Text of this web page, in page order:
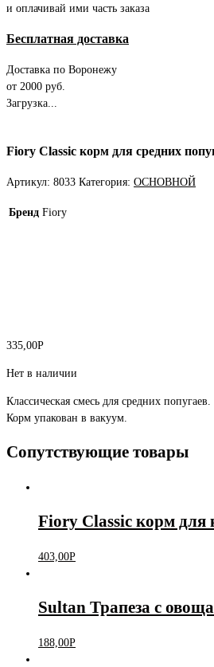
и оплачивай ими часть заказа
Бесплатная доставка
Доставка по Воронежу
от 2000 руб.
Загрузка...
Fiory Classic корм для средних
Артикул: 8033 Категория: ОСНОВНОЙ
Бренд Fiory
335,00Р
Нет в наличии
Классическая смесь для средних
Корм упакован в вакуум.
Сопутствующие товары
Fiory Classic корм для
403,00Р
Sultan Трапеза с
188,00Р